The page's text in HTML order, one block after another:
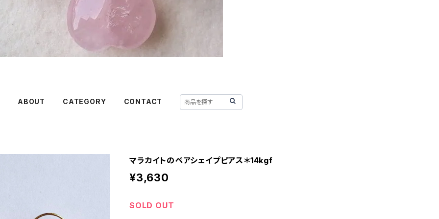
ABOUT CATEGORY CONTACT
マラカイトのペアシェイプピアス＊14kgf
¥3,630
SOLD OUT